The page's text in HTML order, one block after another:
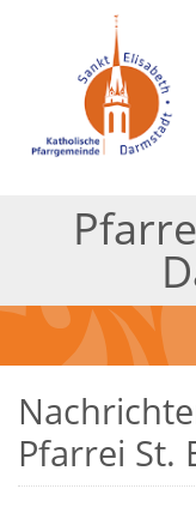
Pfarrei St.